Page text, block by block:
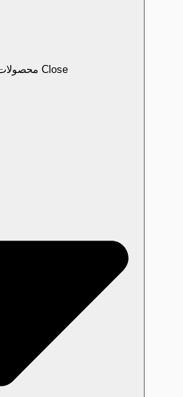
Close محصولات جانبی کودکان